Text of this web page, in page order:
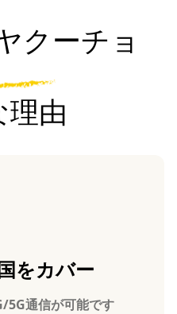
クーチョ
由
をカバー
5G通信が可能です